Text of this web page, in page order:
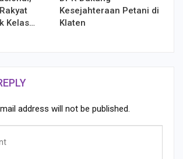
Kelas…
Kesejahteraan Petani di
Klaten
address will not be published.